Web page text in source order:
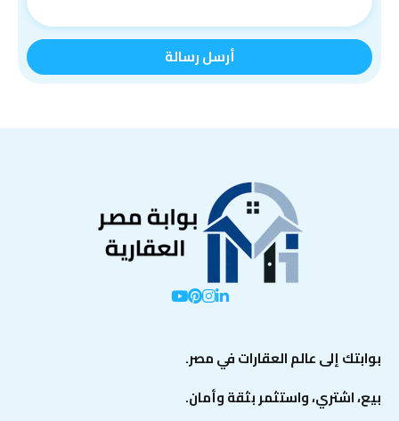
بوابتك إلى عالم العقارات في مصر.
بيع، اشتري، واستثمر بثقة وأمان.